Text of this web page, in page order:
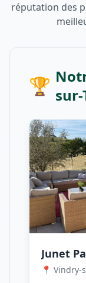
réputation des
🏆
Junet
📍 Vindry-